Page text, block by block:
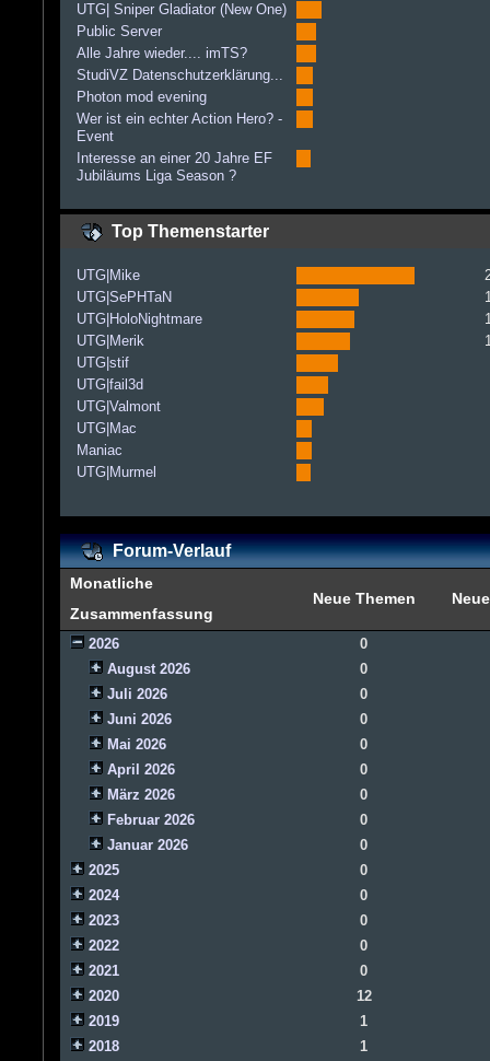
UTG| Sniper Gladiator (New One)
Public Server
Alle Jahre wieder.... imTS?
StudiVZ Datenschutzerklärung...
Photon mod evening
Wer ist ein echter Action Hero? -
Event
Interesse an einer 20 Jahre EF
Jubiläums Liga Season ?
Top Themenstarter
UTG|Mike
UTG|SePHTaN
UTG|HoloNightmare
UTG|Merik
UTG|stif
UTG|fail3d
UTG|Valmont
UTG|Mac
Maniac
UTG|Murmel
Forum-Verlauf
Monatliche
Zusammenfassung
Neue Themen
2026
0
August 2026
0
Juli 2026
0
Juni 2026
0
Mai 2026
0
April 2026
0
März 2026
0
Februar 2026
0
Januar 2026
0
2025
0
2024
0
2023
0
2022
0
2021
0
2020
12
2019
1
2018
1